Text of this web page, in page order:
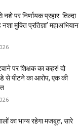
पर निर्णायक प्रहार: तिल्दा
मुक्ति प्रतिज्ञा’ महाअभियान
पर शिक्षक का कहर! दो
से पीटने का आरोप, एक की
का भाग्य रहेगा मजबूत, सारे